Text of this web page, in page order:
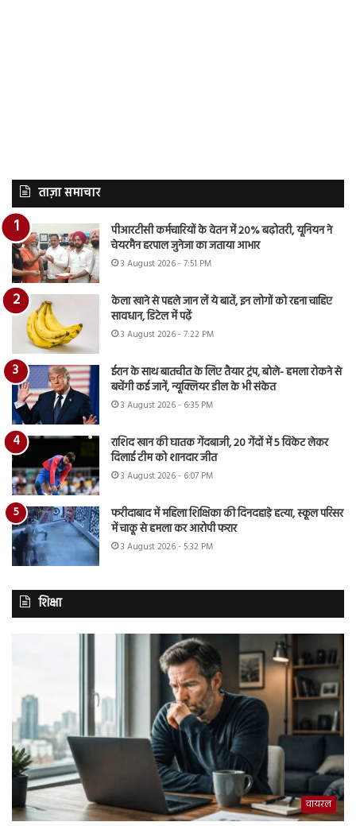
ताज़ा समाचार
पीआरटीसी कर्मचारियों के वेतन में 20% बढ़ोतरी, यूनियन ने
चेयरमैन हरपाल जुनेजा का जताया आभार
3 August 2026 - 7:51 PM
केला खाने से पहले जान लें ये बातें, इन लोगों को रहना चाहिए
सावधान, डिटेल में पढ़ें
3 August 2026 - 7:22 PM
ईरान के साथ बातचीत के लिए तैयार ट्रंप, बोले- हमला रोकने से
बचेंगी कई जानें, न्यूक्लियर डील के भी संकेत
3 August 2026 - 6:35 PM
राशिद खान की घातक गेंदबाजी, 20 गेंदों में 5 विकेट लेकर
दिलाई टीम को शानदार जीत
3 August 2026 - 6:07 PM
फरीदाबाद में महिला शिक्षिका की दिनदहाड़े हत्या, स्कूल परिसर
में चाकू से हमला कर आरोपी फरार
3 August 2026 - 5:32 PM
शिक्षा
वायरल